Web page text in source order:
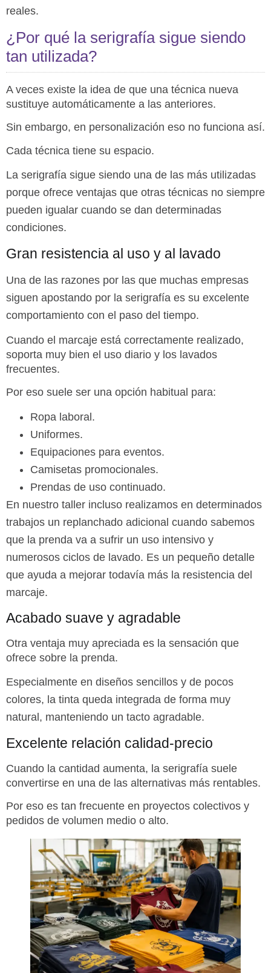
reales.
¿Por qué la serigrafía sigue siendo
tan utilizada?
A veces existe la idea de que una técnica nueva
sustituye automáticamente a las anteriores.
Sin embargo, en personalización eso no funciona así.
Cada técnica tiene su espacio.
La serigrafía sigue siendo una de las más utilizadas
porque ofrece ventajas que otras técnicas no siempre
pueden igualar cuando se dan determinadas
condiciones.
Gran resistencia al uso y al lavado
Una de las razones por las que muchas empresas
siguen apostando por la serigrafía es su excelente
comportamiento con el paso del tiempo.
Cuando el marcaje está correctamente realizado,
soporta muy bien el uso diario y los lavados
frecuentes.
Por eso suele ser una opción habitual para:
Ropa laboral.
Uniformes.
Equipaciones para eventos.
Camisetas promocionales.
Prendas de uso continuado.
En nuestro taller incluso realizamos en determinados
trabajos un replanchado adicional cuando sabemos
que la prenda va a sufrir un uso intensivo y
numerosos ciclos de lavado. Es un pequeño detalle
que ayuda a mejorar todavía más la resistencia del
marcaje.
Acabado suave y agradable
Otra ventaja muy apreciada es la sensación que
ofrece sobre la prenda.
Especialmente en diseños sencillos y de pocos
colores, la tinta queda integrada de forma muy
natural, manteniendo un tacto agradable.
Excelente relación calidad-precio
Cuando la cantidad aumenta, la serigrafía suele
convertirse en una de las alternativas más rentables.
Por eso es tan frecuente en proyectos colectivos y
pedidos de volumen medio o alto.